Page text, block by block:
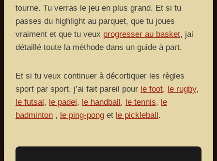
tourne. Tu verras le jeu en plus grand. Et si tu
passes du highlight au parquet, que tu joues
vraiment et que tu veux progresser au basket, jai
détaillé toute la méthode dans un guide à part.
Et si tu veux continuer à décortiquer les règles
sport par sport, j’ai fait pareil pour le foot, le rugby,
le futsal, le padel, le handball, le tennis, le
badminton , le ping-pong et le pickleball.